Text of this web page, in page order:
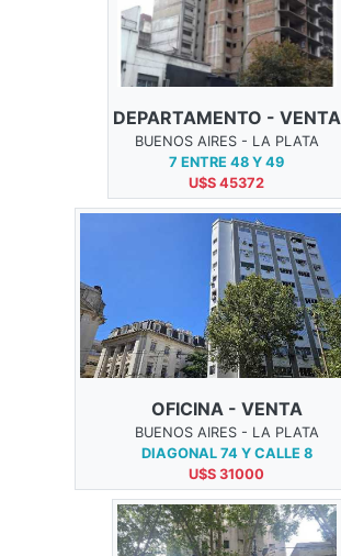
DEPARTAMENTO - VENTA
BUENOS AIRES - LA PLATA
7 ENTRE 48 Y 49
U$S 45372
OFICINA - VENTA
BUENOS AIRES - LA PLATA
DIAGONAL 74 Y CALLE 8
U$S 31000